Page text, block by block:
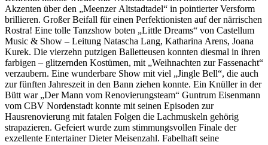
Akzenten über den „Meenzer Altstadtadel“ in pointierter Versform
brillieren. Großer Beifall für einen Perfektionisten auf der närrischen
Rostra! Eine tolle Tanzshow boten „Little Dreams“ von Castellum
Music & Show – Leitung Natascha Lang, Katharina Arens, Joana
Kurek. Die vierzehn putzigen Balletteusen konnten diesmal in ihren
farbigen – glitzernden Kostümen, mit „Weihnachten zur Fassenacht“
verzaubern. Eine wunderbare Show mit viel „Jingle Bell“, die auch
zur fünften Jahreszeit in den Bann ziehen konnte. Ein Knüller in der
Bütt war „Der Mann vom Renovierungsteam“ Guntrum Eisenmann
vom CBV Nordenstadt konnte mit seinen Episoden zur
Hausrenovierung mit fatalen Folgen die Lachmuskeln gehörig
strapazieren. Gefeiert wurde zum stimmungsvollen Finale der
exzellente Entertainer Dieter Meisenzahl. Fabelhaft seine